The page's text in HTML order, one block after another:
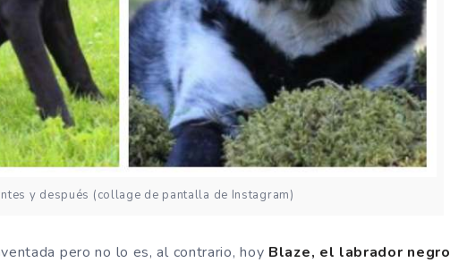
y después (collage de pantalla de Instagram)
pero no lo es, al contrario, hoy Blaze, el labrador negro